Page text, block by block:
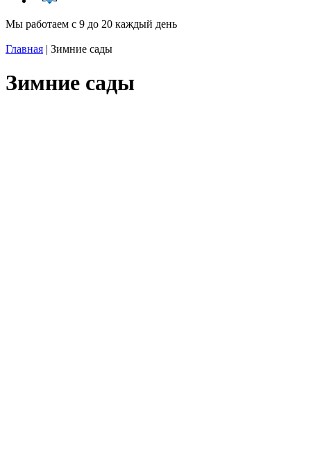
Мы работаем с 9 до 20 каждый день
Главная | Зимние сады
Зимние сады